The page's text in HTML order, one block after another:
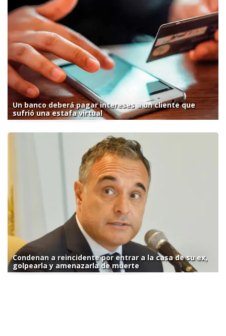
Un banco deberá pagar intereses a un cliente que
sufrió una estafa virtual
Condenan a reincidente por entrar a la casa de su ex,
golpearla y amenazarla de muerte